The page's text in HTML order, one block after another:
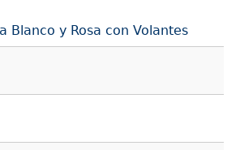
Blanco y Rosa con Volantes